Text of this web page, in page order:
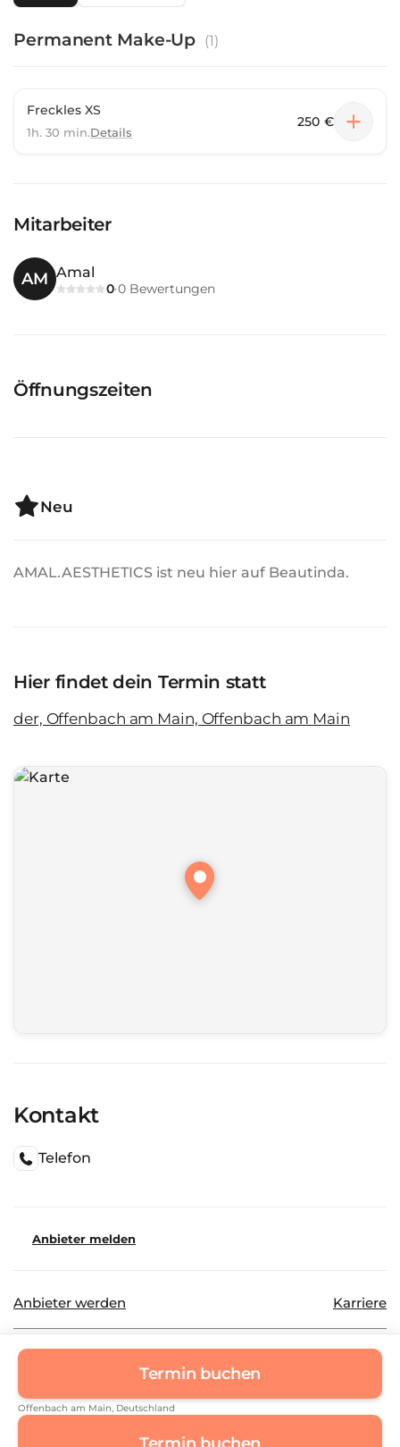
Permanent Make-Up (1)
Freckles XS
1h. 30 min.Details
250 €
Mitarbeiter
AM Amal
0·0 Bewertungen
Öffnungszeiten
Neu
AMAL.AESTHETICS ist neu hier auf Beautinda.
Hier findet dein Termin statt
der, Offenbach am Main, Offenbach am Main
Kontakt
Telefon
Anbieter melden
Anbieter werden Karriere
Datenschutz
Termin buchen
Offenbach am Main, Deutschland
Termin buchen